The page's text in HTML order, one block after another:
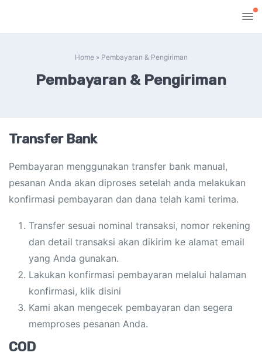
Home» Pembayaran & Pengiriman
Pembayaran & Pengiriman
Transfer Bank
Pembayaran menggunakan transfer bank manual,
pesanan Anda akan diproses setelah anda melakukan
konfirmasi pembayaran dan dana telah kami terima.
Transfer sesuai nominal transaksi, nomor rekening
dan detail transaksi akan dikirim ke alamat email
yang Anda gunakan.
Lakukan konfirmasi pembayaran melalui halaman
konfirmasi, klik disini
Kami akan mengecek pembayaran dan segera
memproses pesanan Anda.
COD